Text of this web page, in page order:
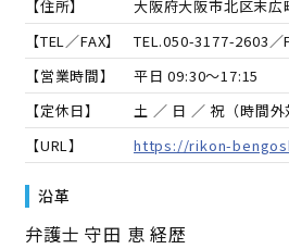
【住所】
大阪府大阪市北区末
【TEL／FAX】
TEL.050-3177-2603／
【営業時間】
平日 09:30～17:15
【定休日】
土 ／ 日 ／ 祝（時間外
【URL】
https://rikon-
沿革
弁護士 守田 恵 経歴